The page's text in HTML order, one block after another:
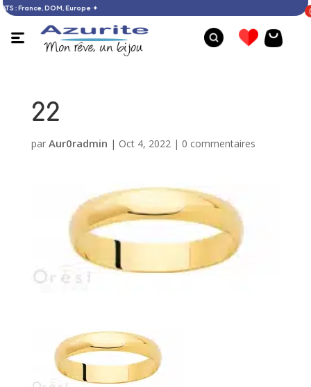
: France, DOM, Europe ✦
22
par Aur0radmin | Oct 4, 2022| 0 commentaires